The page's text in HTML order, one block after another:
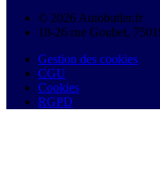
© 2026 Autobutler.fr
18-26 rue Goubet,
Gestion des cookies
CGU
Cookies
RGPD